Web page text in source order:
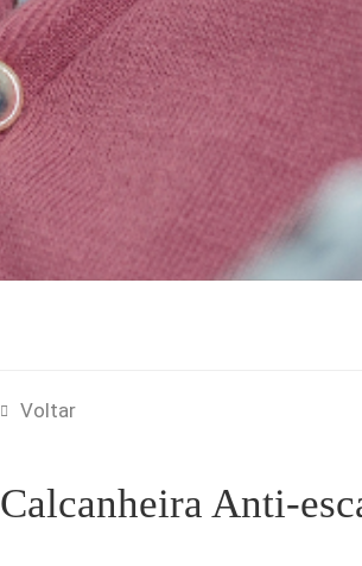
Voltar
Calcanheira Anti-